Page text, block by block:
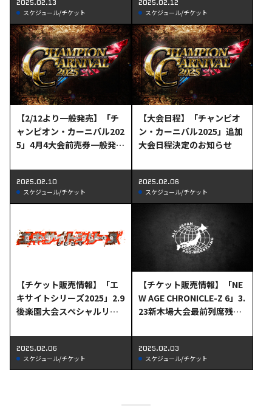
2025.02.13
スケジュール/チケット
イド残りわずかのお知らせ
2025.02.12
スケジュール/チケット
【2/12より一般発売】「チ
ャンピオン・カーニバル202
5」4月4大会前売券一般発売
2025.02.10
スケジュール/チケット
【大会日程】「チャンピオ
ン・カーニバル2025」追加
大会日程決定のお知らせ
2025.02.06
スケジュール/チケット
【チケット販売情報】「エ
キサイトシリーズ2025」2.9
後楽園大会スペシャルリン
わずかのお知らせ
2025.02.06
スケジュール/チケット
【チケット販売情報】「NE
W AGE CHRONICLE-Z 6」3.
23新木場大会最前列席残り
2025.02.03
スケジュール/チケット